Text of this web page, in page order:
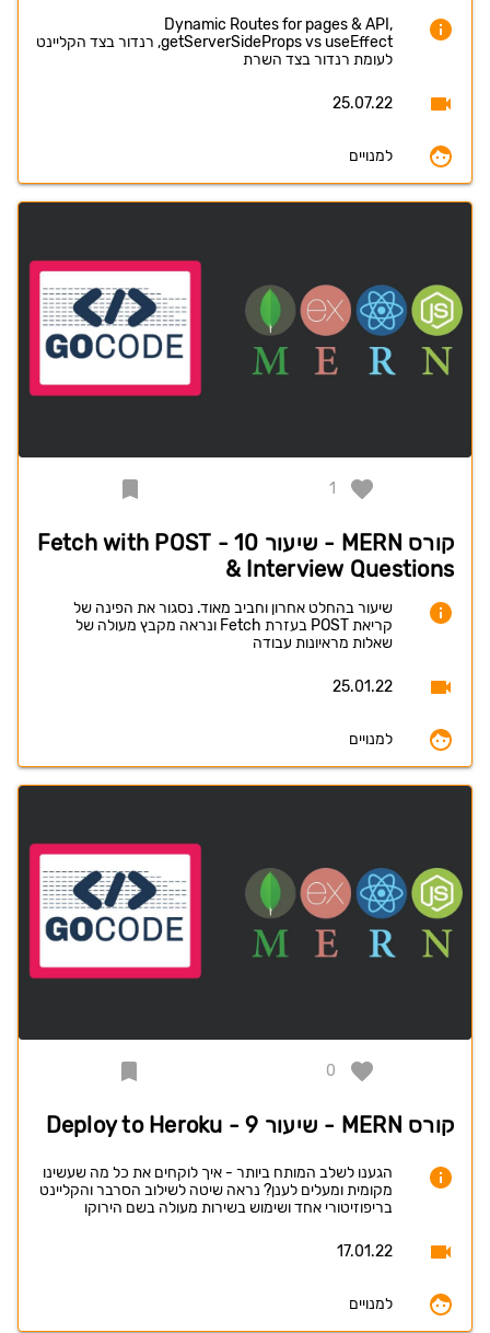
Dynamic Routes for pages & API,
getServerSideProps vs useEffect, רנדור בצד הקליינט
לעומת רנדור בצד השרת
25.07.22
למנויים
1
קורס MERN - שיעור 10 - Fetch with POST
& Interview Questions
שיעור בהחלט אחרון וחביב מאוד. נסגור את הפינה של
קריאת POST בעזרת Fetch ונראה מקבץ מעולה של
שאלות מראיונות עבודה
25.01.22
למנויים
0
קורס MERN - שיעור 9 - Deploy to Heroku
הגענו לשלב המותח ביותר - איך לוקחים את כל מה שעשינו
מקומית ומעלים לענן? נראה שיטה לשילוב הסרבר והקליינט
בריפוזיטורי אחד ושימוש בשירות מעולה בשם הירוקו
17.01.22
למנויים